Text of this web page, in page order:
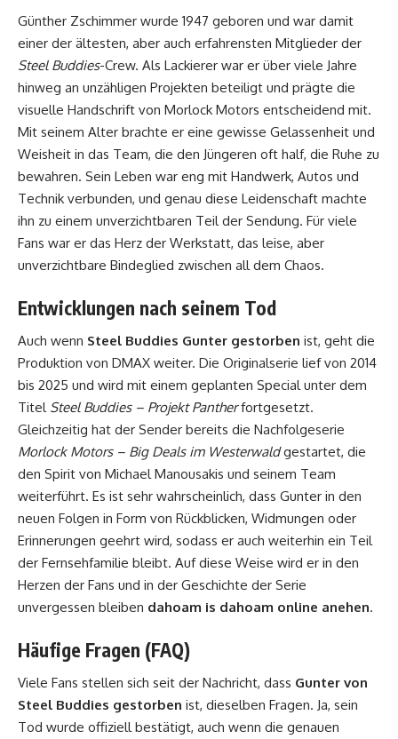
Günther Zschimmer wurde 1947 geboren und war damit
einer der ältesten, aber auch erfahrensten Mitglieder der
Steel Buddies-Crew. Als Lackierer war er über viele Jahre
hinweg an unzähligen Projekten beteiligt und prägte die
visuelle Handschrift von Morlock Motors entscheidend mit.
Mit seinem Alter brachte er eine gewisse Gelassenheit und
Weisheit in das Team, die den Jüngeren oft half, die Ruhe zu
bewahren. Sein Leben war eng mit Handwerk, Autos und
Technik verbunden, und genau diese Leidenschaft machte
ihn zu einem unverzichtbaren Teil der Sendung. Für viele
Fans war er das Herz der Werkstatt, das leise, aber
unverzichtbare Bindeglied zwischen all dem Chaos.
Entwicklungen nach seinem Tod
Auch wenn Steel Buddies Gunter gestorben ist, geht die
Produktion von DMAX weiter. Die Originalserie lief von 2014
bis 2025 und wird mit einem geplanten Special unter dem
Titel Steel Buddies – Projekt Pantherfortgesetzt.
Gleichzeitig hat der Sender bereits die Nachfolgeserie
Morlock Motors – Big Deals im Westerwaldgestartet, die
den Spirit von Michael Manousakis und seinem Team
weiterführt. Es ist sehr wahrscheinlich, dass Gunter in den
neuen Folgen in Form von Rückblicken, Widmungen oder
Erinnerungen geehrt wird, sodass er auch weiterhin ein Teil
der Fernsehfamilie bleibt. Auf diese Weise wird er in den
Herzen der Fans und in der Geschichte der Serie
unvergessen bleiben dahoam is dahoam online anehen.
Häufige Fragen (FAQ)
Viele Fans stellen sich seit der Nachricht, dass Gunter von
Steel Buddies gestorben ist, dieselben Fragen. Ja, sein
Tod wurde offiziell bestätigt, auch wenn die genauen